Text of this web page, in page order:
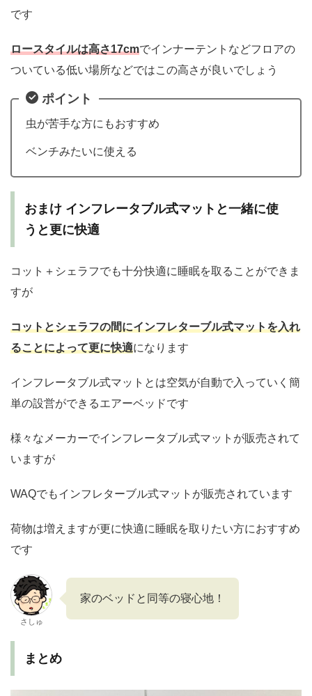
です
ロースタイルは高さ17cmでインナーテントなどフロアの
ついている低い場所などではこの高さが良いでしょう
ポイント
虫が苦手な方にもおすすめ
ベンチみたいに使える
おまけ インフレータブル式マットと一緒に使
うと更に快適
コット＋シェラフでも十分快適に睡眠を取ることができま
すが
コットとシェラフの間にインフレターブル式マットを入れ
ることによって更に快適になります
インフレータブル式マットとは空気が自動で入っていく簡
単の設営ができるエアーベッドです
様々なメーカーでインフレータブル式マットが販売されて
いますが
WAQでもインフレターブル式マットが販売されています
荷物は増えますが更に快適に睡眠を取りたい方におすすめ
です
さしゅ
家のベッドと同等の寝心地！
まとめ